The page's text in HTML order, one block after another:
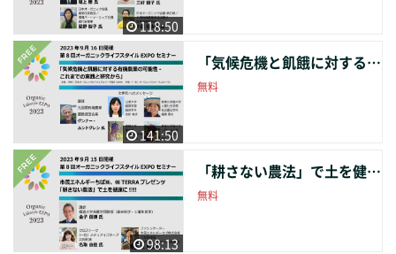
りについて 2.新プロジェクトについての説明 3.PBP の現状と
今後 4.質疑応答
118:50
141:50
「気候危機と飢餓に対する 有機農業の可能性- これまでの実践と研究から」
無料
98:13
「耕さない農法」で土を健康に!!!!
無料